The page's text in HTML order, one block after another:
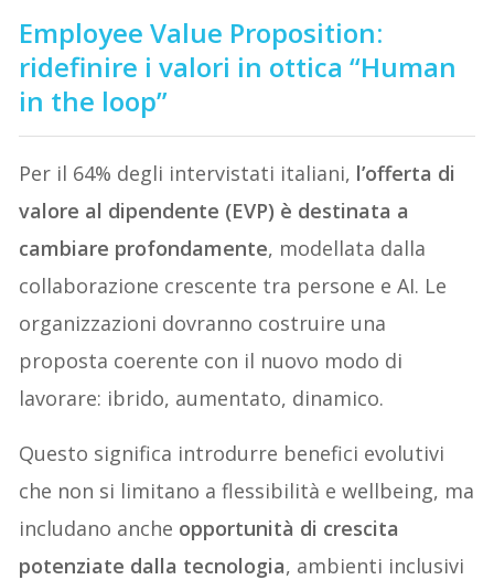
Employee Value Proposition:
ridefinire i valori in ottica “Human
in the loop”
Per il 64% degli intervistati italiani, l’offerta di
valore al dipendente (EVP) è destinata a
cambiare profondamente, modellata dalla
collaborazione crescente tra persone e AI. Le
organizzazioni dovranno costruire una
proposta coerente con il nuovo modo di
lavorare: ibrido, aumentato, dinamico.
Questo significa introdurre benefici evolutivi
che non si limitano a flessibilità e wellbeing, ma
includano anche opportunità di crescita
potenziate dalla tecnologia, ambienti inclusivi